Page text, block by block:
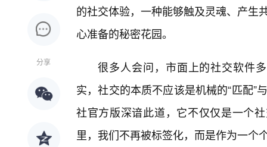
分享
的社交体验，一种能够触及灵魂、产生
心准备的秘密花园。
很多人会问，市面上的社交软件
实，社交的本质不应该是机械的“匹配”
社官方版深谙此道，它不仅仅是一个
里，我们不再被标签化，而是作为一个